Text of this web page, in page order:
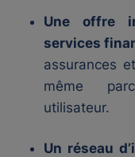
Une offre
services
assurances
même
utilisateur.
Un réseau